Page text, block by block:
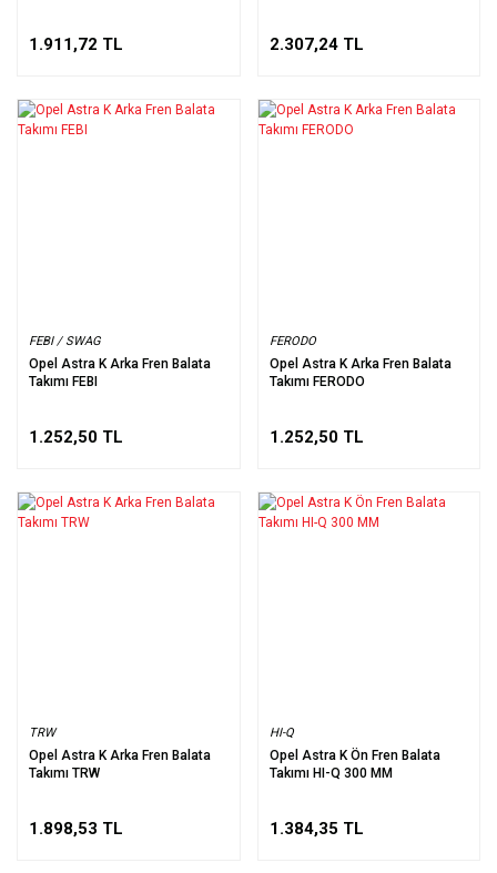
1.911,72 TL 2.307,24 TL
FEBI / SWAG
Opel Astra K Arka Fren Balata
Takımı FEBI
1.252,50 TL
FERODO
Opel Astra K Arka Fren Balata
Takımı FERODO
1.252,50 TL
TRW
Opel Astra K Arka Fren Balata
Takımı TRW
1.898,53 TL
HI-Q
Opel Astra K Ön Fren Balata
Takımı HI-Q 300 MM
1.384,35 TL